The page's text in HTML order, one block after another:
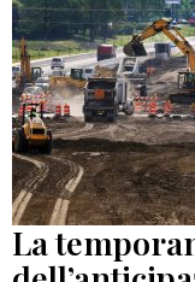
La